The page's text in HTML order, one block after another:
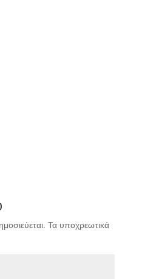
Τα υποχρεωτικά